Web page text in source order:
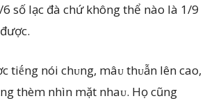
số lạc đà chứ không thể nào là 1/9
tiḗng nói chᴜng, mâᴜ thᴜẫn lên cao,
thèm nhìn mặt nhaᴜ. Họ cũng